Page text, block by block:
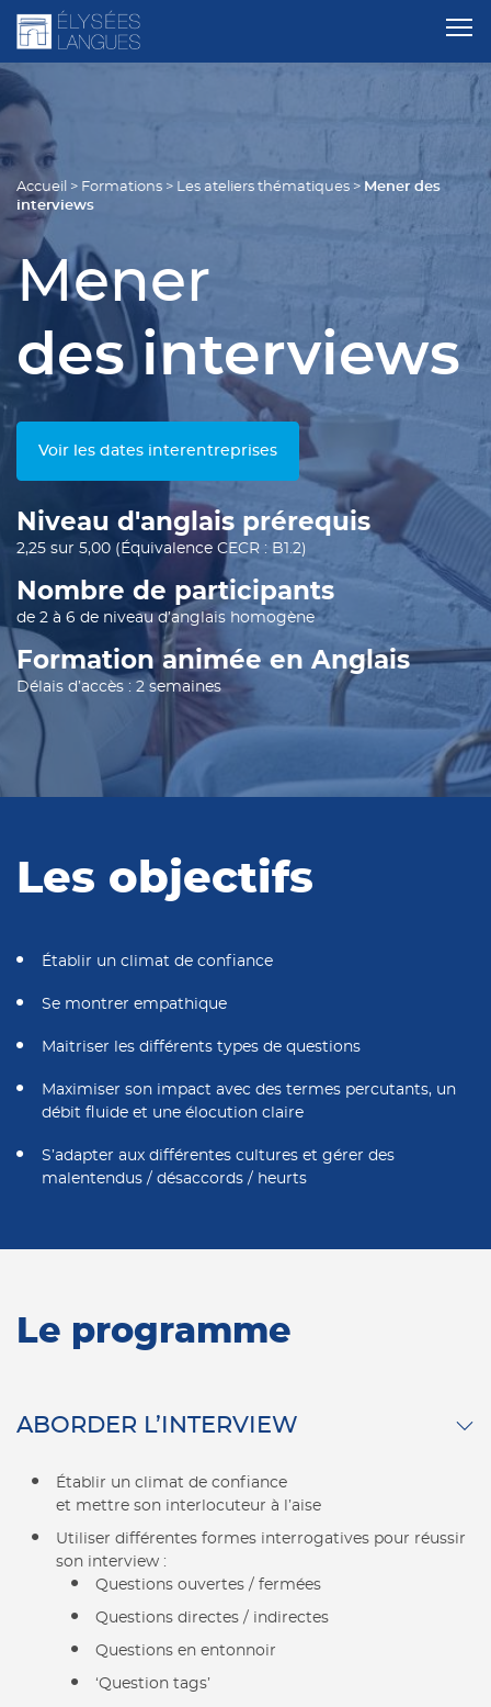
Accueil > Formations > Les ateliers thématiques > Mener des
interviews
Mener
des interviews
Voir les dates interentreprises
Niveau d'anglais prérequis
2,25 sur 5,00 (Équivalence CECR : B1.2)
Nombre de participants
de 2 à 6 de niveau d’anglais homogène
Formation animée en Anglais
Délais d’accès : 2 semaines
Les objectifs
Établir un climat de confiance
Se montrer empathique
Maitriser les différents types de questions
Maximiser son impact avec des termes percutants, un
débit fluide et une élocution claire
S’adapter aux différentes cultures et gérer des
malentendus / désaccords / heurts
Le programme
ABORDER L’INTERVIEW
Établir un climat de confiance
et mettre son interlocuteur à l’aise
Utiliser différentes formes interrogatives pour réussir
son interview :
Questions ouvertes / fermées
Questions directes / indirectes
Questions en entonnoir
‘Question tags’